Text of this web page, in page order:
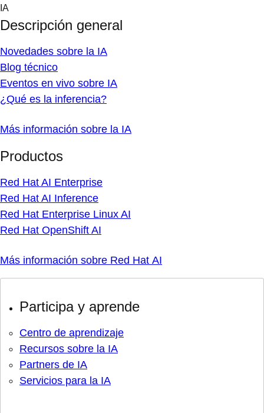
Skip
content
IA
Descripción general
Novedades sobre la IA
Blog técnico
Eventos en vivo sobre IA
¿Qué es la inferencia?
Más información sobre la IA
Productos
Red Hat AI Enterprise
Red Hat AI Inference
Red Hat Enterprise Linux AI
Red Hat OpenShift AI
Más información sobre Red Hat AI
Participa y aprende
Centro de aprendizaje
Recursos sobre la IA
Partners de IA
Servicios para la IA